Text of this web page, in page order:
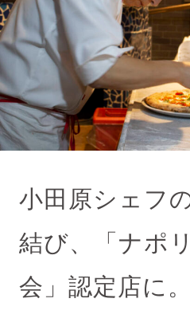
小田原シェフ
結び、「ナポ
会」認定店に。